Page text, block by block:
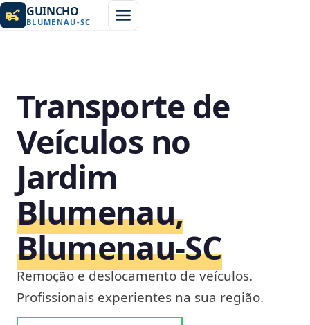
GUINCHO
BLUMENAU-SC
Transporte de
Veículos no
Jardim
Blumenau,
Blumenau‑SC
Remoção e deslocamento de veículos.
Profissionais experientes na sua região.